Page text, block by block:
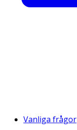
Vanliga frågor